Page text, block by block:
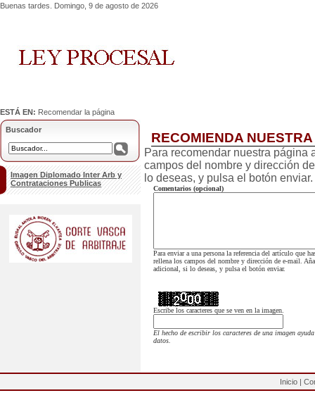
Buenas tardes. Domingo, 9 de agosto de 2026
ESTÁ EN: Recomendar la página
Buscador
Imagen Diplomado Inter Arb y
Contrataciones Publicas
RECOMIENDA
Para recomendar nuestra página
campos del nombre y dirección
lo deseas, y pulsa el botón enviar.
Comentarios (opcional)
Para enviar a una persona la referencia del artículo que
rellena los campos del nombre y dirección de e-mail.
adicional, si lo deseas, y pulsa el botón enviar.
Escribe los caracteres que se ven en la imagen.
El hecho de escribir los caracteres de una imagen
datos.
Inicio |